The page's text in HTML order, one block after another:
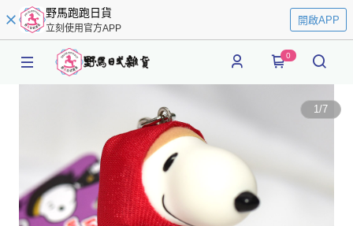
野馬跑跑日貨
立刻使用官方APP
開啟APP
0
1/7